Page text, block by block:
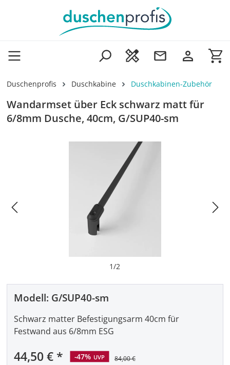
Zum Hauptinhalt springen
Duschenprofis Duschkabine Duschkabinen-Zubehör
Wandarmset über Eck schwarz matt für
6/8mm Dusche, 40cm, G/SUP40-sm
1/2
Modell: G/SUP40-sm
Verkaufspreis:
44,50 € -47% UVP 84,00 €
Schwarz matter Befestigungsarm 40cm für
Festwand aus 6/8mm ESG